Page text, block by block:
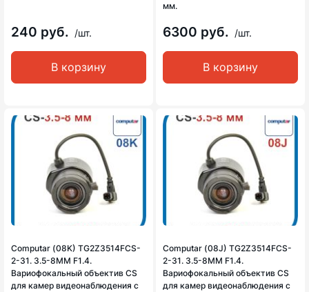
240 руб. /шт.
В корзину
мм.
6300 руб. /шт.
В корзину
Computar (08K) TG2Z3514FCS-
2-31. 3.5-8MM F1.4.
Вариофокальный объектив CS
для камер видеонаблюдения с
Computar (08J) TG2Z3514FCS-
2-31. 3.5-8MM F1.4.
Вариофокальный объектив CS
для камер видеонаблюдения с